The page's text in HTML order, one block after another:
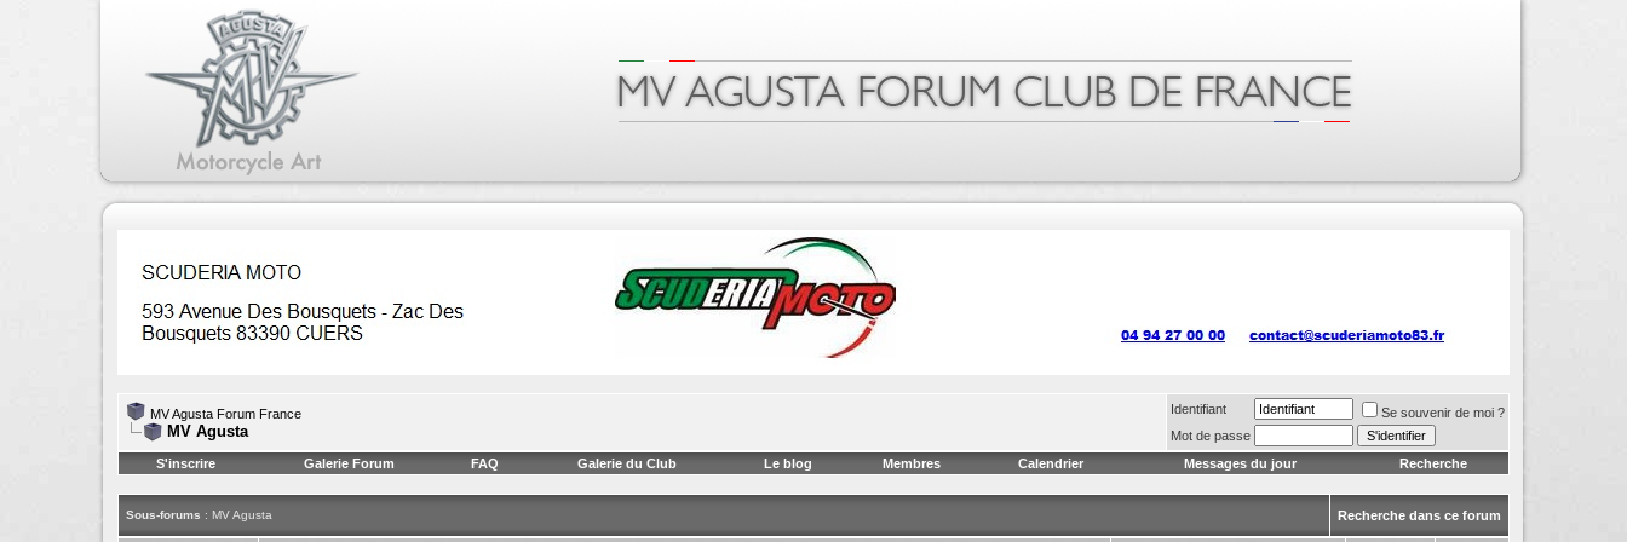
MV Agusta Forum France
MV Agusta
Identifiant
Se souvenir de moi ?
Mot de passe
S'inscrire
Galerie Forum FAQ Galerie du Club Le blog Membres Calendrier Messages du jour Recherche
Sous-forums : MV Agusta Recherche dans ce forum